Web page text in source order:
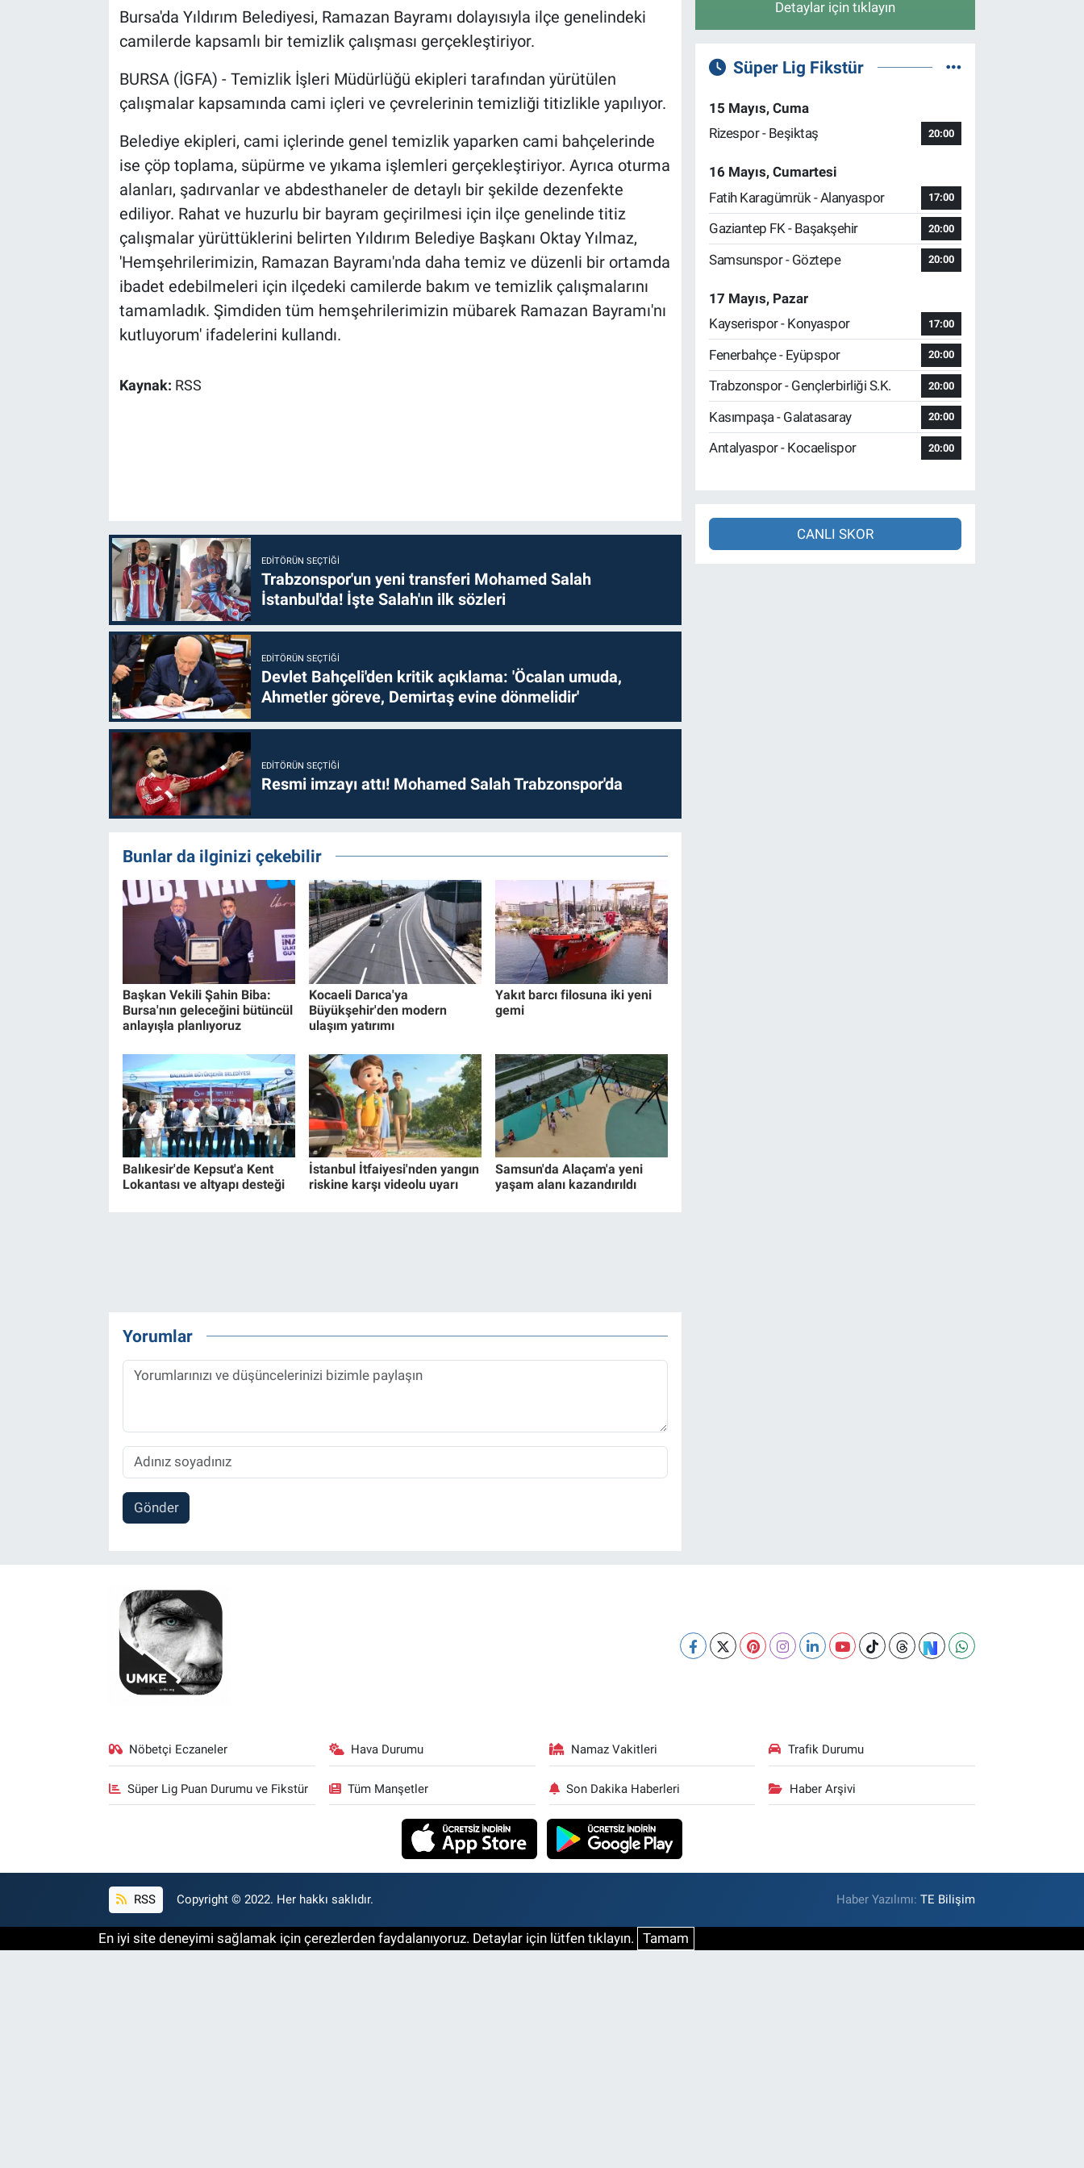
Bursa'da Yıldırım Belediyesi, Ramazan Bayramı dolayısıyla ilçe genelindeki
camilerde kapsamlı bir temizlik çalışması gerçekleştiriyor.
BURSA (İGFA) - Temizlik İşleri Müdürlüğü ekipleri tarafından yürütülen
çalışmalar kapsamında cami içleri ve çevrelerinin temizliği titizlikle yapılıyor.
Belediye ekipleri, cami içlerinde genel temizlik yaparken cami bahçelerinde
ise çöp toplama, süpürme ve yıkama işlemleri gerçekleştiriyor. Ayrıca oturma
alanları, şadırvanlar ve abdesthaneler de detaylı bir şekilde dezenfekte
ediliyor. Rahat ve huzurlu bir bayram geçirilmesi için ilçe genelinde titiz
çalışmalar yürüttüklerini belirten Yıldırım Belediye Başkanı Oktay Yılmaz,
'Hemşehrilerimizin, Ramazan Bayramı'nda daha temiz ve düzenli bir ortamda
ibadet edebilmeleri için ilçedeki camilerde bakım ve temizlik çalışmalarını
tamamladık. Şimdiden tüm hemşehrilerimizin mübarek Ramazan Bayramı'nı
kutluyorum' ifadelerini kullandı.
Kaynak: RSS
EDITÖRÜN SEÇTIĞI
Trabzonspor'un yeni transferi Mohamed Salah
İstanbul'da! İşte Salah'ın ilk sözleri
EDITÖRÜN SEÇTIĞI
Devlet Bahçeli'den kritik açıklama: 'Öcalan umuda,
Ahmetler göreve, Demirtaş evine dönmelidir'
EDITÖRÜN SEÇTIĞI
Resmi imzayı attı! Mohamed Salah Trabzonspor'da
Bunlar da ilginizi çekebilir
Başkan Vekili Şahin Biba:
Bursa'nın geleceğini bütüncül
anlayışla planlıyoruz
Kocaeli Darıca'ya
Büyükşehir'den modern
ulaşım yatırımı
Yakıt barcı filosuna iki yeni
gemi
Balıkesir'de Kepsut'a Kent
Lokantası ve altyapı desteği
İstanbul İtfaiyesi'nden yangın
riskine karşı videolu uyarı
Samsun'da Alaçam'a yeni
yaşam alanı kazandırıldı
Yorumlar
Gönder
Detaylar için tıklayın
Süper Lig Fikstür
15 Mayıs, Cuma
Rizespor - Beşiktaş
20:00
16 Mayıs, Cumartesi
Fatih Karagümrük - Alanyaspor
17:00
Gaziantep FK - Başakşehir 20:00
Samsunspor - Göztepe 20:00
17 Mayıs, Pazar
Kayserispor - Konyaspor
17:00
Fenerbahçe - Eyüpspor 20:00
Trabzonspor - Gençlerbirliği S.K. 20:00
Kasımpaşa - Galatasaray 20:00
Antalyaspor - Kocaelispor 20:00
CANLI SKOR
Nöbetçi Eczaneler Hava Durumu Namaz Vakitleri Trafik Durumu
Süper Lig Puan Durumu ve Fikstür Tüm Manşetler Son Dakika Haberleri Haber Arşivi
RSS Copyright © 2022. Her hakkı saklıdır. Haber Yazılımı:TE Bilişim
En iyi site deneyimi sağlamak için çerezlerden faydalanıyoruz. Detaylar için lütfen tıklayın. Tamam